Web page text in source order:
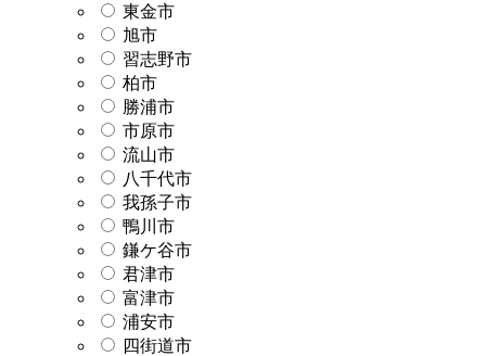
東金市
旭市
習志野市
柏市
勝浦市
市原市
流山市
八千代市
我孫子市
鴨川市
鎌ケ谷市
君津市
富津市
浦安市
四街道市